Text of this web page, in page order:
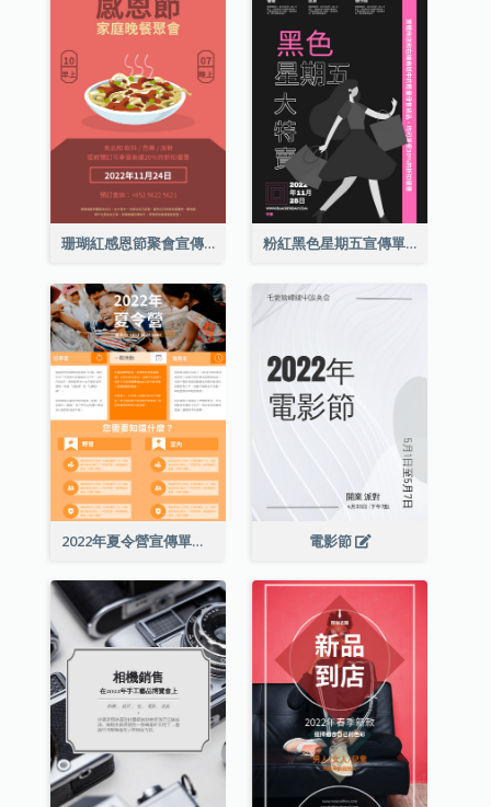
珊瑚紅感恩節聚會宣傳單張 粉紅黑色星期五宣傳單張
2022年夏令營宣傳單張 電影節